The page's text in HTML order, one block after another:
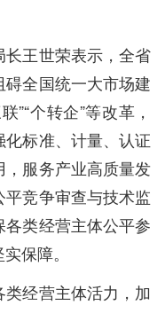
王世荣表示，全省
全国统一大市场建
”“个转企”等改革，
标准、计量、认证
服务产业高质量发
竞争审查与技术监
类经营主体公平参
保障。
经营主体活力，加